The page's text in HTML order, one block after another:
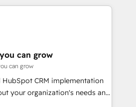
& Development We
their full potential by
driven support. With
and accreditations, we
can grow
can grow
CRM implementation
your organization's needs and